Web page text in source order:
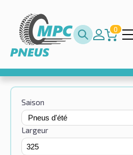
0
Saison
Largeur